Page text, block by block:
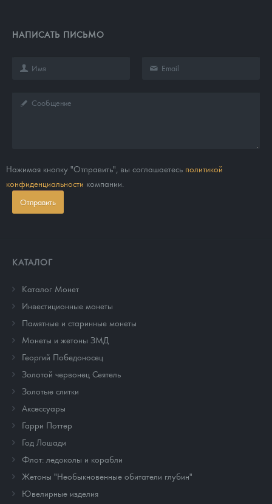
НАПИСАТЬ ПИСЬМО
Нажимая кнопку "Отправить", вы соглашаетесь политикой
конфиденциальности компании.
Отправить
КАТАЛОГ
Каталог Монет
Инвестиционные монеты
Памятные и старинные монеты
Монеты и жетоны ЗМД
Георгий Победоносец
Золотой червонец Сеятель
Золотые слитки
Аксессуары
Гарри Поттер
Год Лошади
Флот: ледоколы и корабли
Жетоны "Необыкновенные обитатели глубин"
Ювелирные изделия